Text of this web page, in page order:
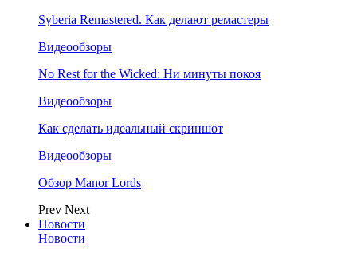
Syberia Remastered. Как делают ремастеры
Видеообзоры
No Rest for the Wicked: Ни минуты покоя
Видеообзоры
Как сделать идеальный скриншот
Видеообзоры
Обзор Manor Lords
Prev Next
Новости
Новости